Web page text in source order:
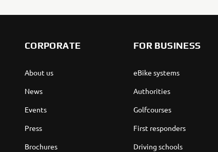
CORPORATE
About us
News
Events
Press
Brochures
FOR BUSINESS
eBike systems
Authorities
Golfcourses
First responders
Driving schools